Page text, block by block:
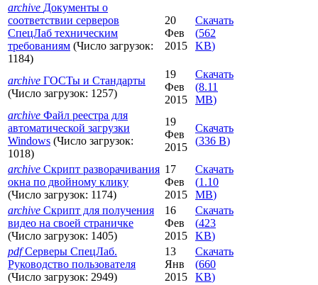
archive Документы о
соответствии серверов
СпецЛаб техническим
требованиям (Число загрузок:
1184)
20
Фев
2015
Скачать
(562
KB)
archive ГОСТы и Стандарты
(Число загрузок: 1257)
19
Фев
2015
Скачать
(8.11
MB)
archive Файл реестра для
автоматической загрузки
Windows (Число загрузок:
1018)
19
Фев
2015
Скачать
(336 B)
archive Скрипт разворачивания
окна по двойному клику
(Число загрузок: 1174)
17
Фев
2015
Скачать
(1.10
MB)
archive Скрипт для получения
видео на своей страничке
(Число загрузок: 1405)
16
Фев
2015
Скачать
(423
KB)
pdf Серверы СпецЛаб.
Руководство пользователя
(Число загрузок: 2949)
13
Янв
2015
Скачать
(660
KB)